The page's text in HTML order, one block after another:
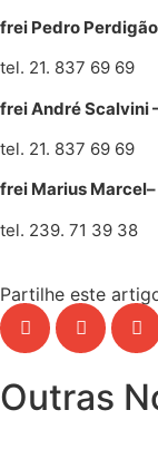
frei Pedro
tel. 21. 837 69
frei André Scalvini
tel. 21. 837 69
frei Marius Marcel
tel. 239. 71 39
Partilhe este
Outras